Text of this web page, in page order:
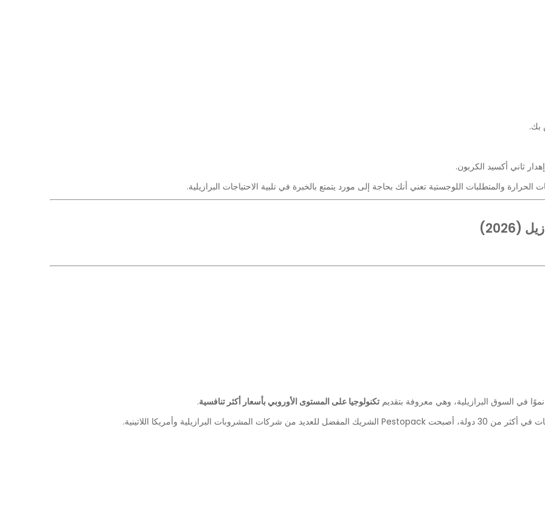
بك.
ثاني أكسيد الكربون.
والمتطلبات اللوجستية تعني أنك بحاجة إلى مورد يتمتع بالخبرة في تلبية الاحتياجات البرازيلية.
تكنولوجيا على المستوى الأوروبي بأسعار أكثر تنافسية.